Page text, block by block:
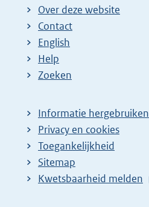
Over deze website
Contact
English
Help
Zoeken
Informatie hergebruiken
Privacy en cookies
Toegankelijkheid
Sitemap
E
Kwetsbaarheid melden